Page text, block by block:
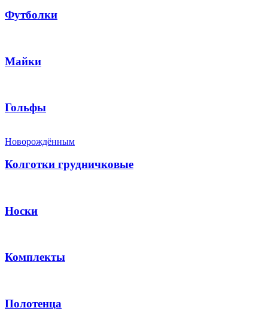
Футболки
Майки
Гольфы
Новорождённым
Колготки грудничковые
Носки
Комплекты
Полотенца